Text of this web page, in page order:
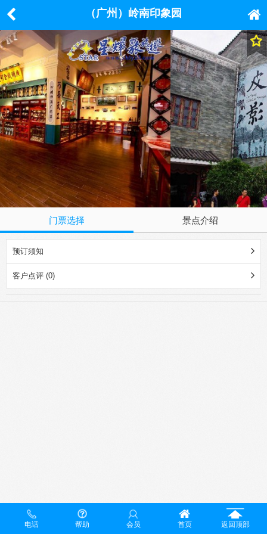
（广州）岭南印象园
门票选择 景点介绍
预订须知
客户点评 (0)
电话 帮助 会员 首页 返回顶部